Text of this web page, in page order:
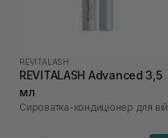
REVITALASH
REVITALASH Advanced 3,5
мл
Сироватка-кондиціонер для вій